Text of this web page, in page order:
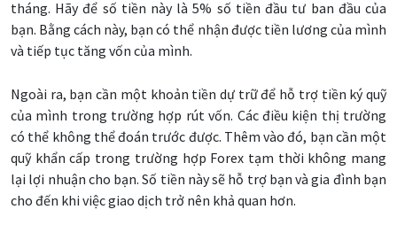
tháng. Hãy để số tiền này là 5% số tiền đầu tư ban đầu của
bạn. Bằng cách này, bạn có thể nhận được tiền lương của mình
và tiếp tục tăng vốn của mình.
Ngoài ra, bạn cần một khoản tiền dự trữ để hỗ trợ tiền ký quỹ
của mình trong trường hợp rút vốn. Các điều kiện thị trường
có thể không thể đoán trước được. Thêm vào đó, bạn cần một
quỹ khẩn cấp trong trường hợp Forex tạm thời không mang
lại lợi nhuận cho bạn. Số tiền này sẽ hỗ trợ bạn và gia đình bạn
cho đến khi việc giao dịch trở nên khả quan hơn.